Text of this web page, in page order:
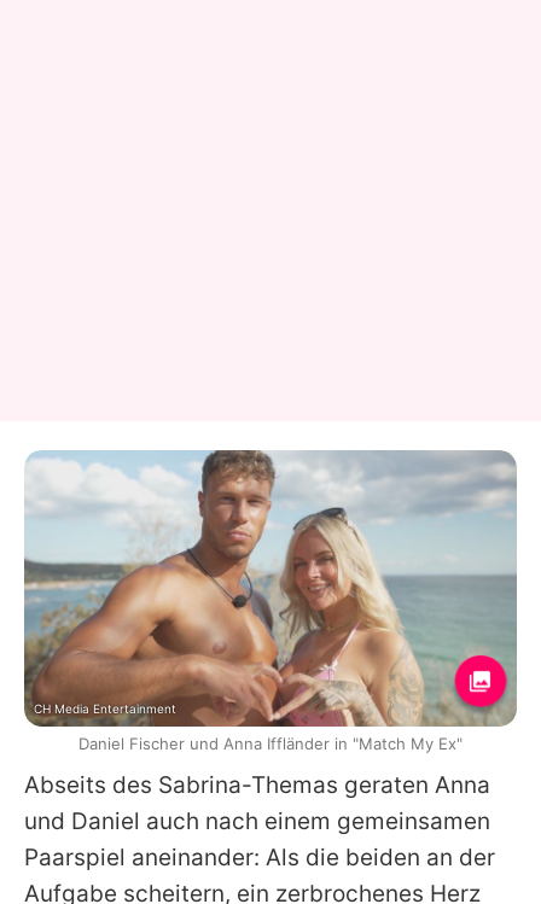
Abseits des Sabrina-Themas geraten Anna
und Daniel auch nach einem gemeinsamen
Paarspiel aneinander: Als die beiden an der
Aufgabe scheitern, ein zerbrochenes Herz
CH Media Entertainment
Daniel Fischer und Anna Iffländer in "Match My Ex"